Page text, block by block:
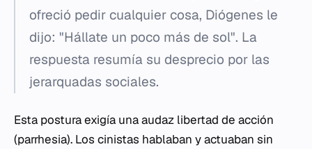
ofreció pedir cualquier cosa, Diógenes le
dijo: "Hállate un poco más de sol". La
respuesta resumía su desprecio por las
jerarquadas sociales.
Esta postura exigía una audaz libertad de acción
(parrhesia). Los cinistas hablaban y actuaban sin